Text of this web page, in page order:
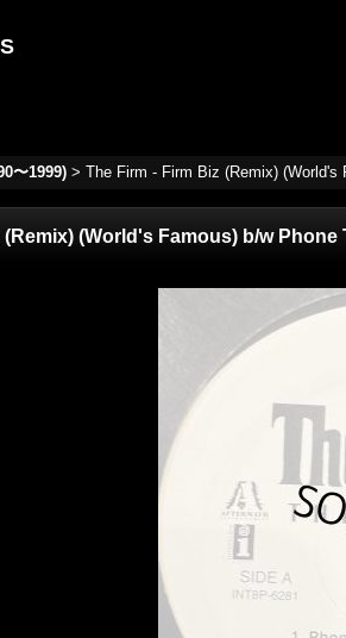
〜1999) > The Firm - Firm Biz (Remix) (World's
(World's Famous) b/w Phone